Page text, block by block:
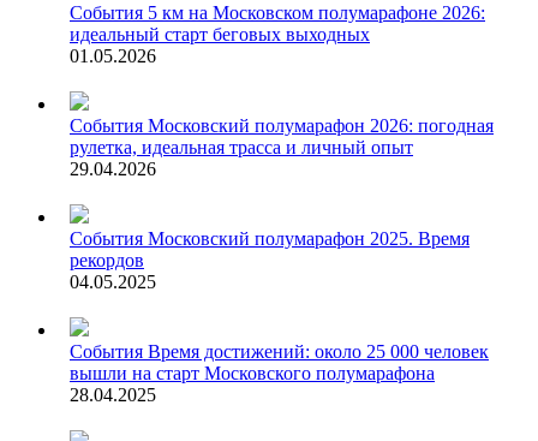
События 5 км на Московском полумарафоне 2026:
идеальный старт беговых выходных
01.05.2026
События Московский полумарафон 2026: погодная
рулетка, идеальная трасса и личный опыт
29.04.2026
События Московский полумарафон 2025. Время
рекордов
04.05.2025
События Время достижений: около 25 000 человек
вышли на старт Московского полумарафона
28.04.2025